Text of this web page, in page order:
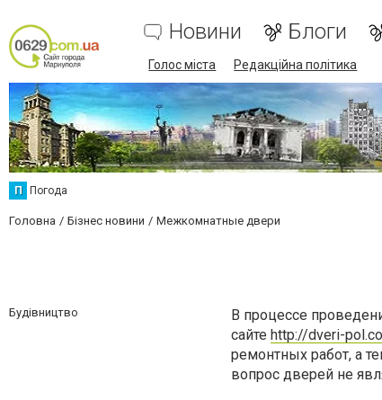
Новини Блоги
Голос міста Редакційна політика
П Погода
Головна Бізнес новини Межкомнатные двери
Будівництво
В процессе
сайте http://dveri-
ремонтных работ, а
вопрос дверей не